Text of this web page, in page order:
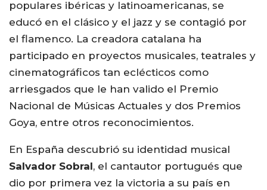
populares ibéricas y latinoamericanas, se
educó en el clásico y el jazz y se contagió por
el flamenco. La creadora catalana ha
participado en proyectos musicales, teatrales y
cinematográficos tan eclécticos como
arriesgados que le han valido el Premio
Nacional de Músicas Actuales y dos Premios
Goya, entre otros reconocimientos.
En España descubrió su identidad musical
Salvador Sobral, el cantautor portugués que
dio por primera vez la victoria a su país en